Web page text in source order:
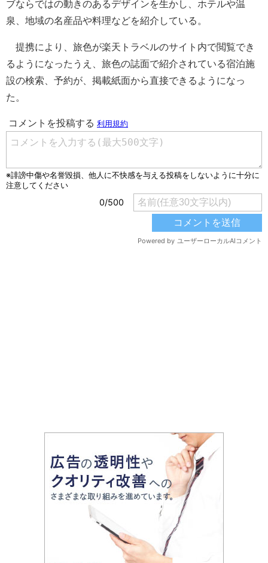
ブならではの動きのあるデザインを生かし、ホテルや温
泉、地域の名産品や料理などを紹介している。
提携により、旅色が楽天トラベルのサイト内で閲覧でき
るようになったうえ、旅色の誌面で紹介されている宿泊施
設の検索、予約が、掲載紙面から直接できるようになっ
た。